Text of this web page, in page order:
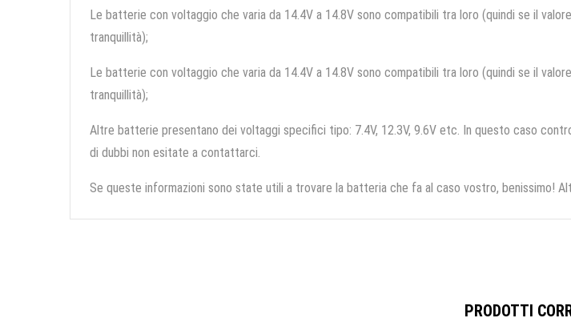
Le batterie con voltaggio che varia da 14.4V a 14.8V sono compatibili tra loro (quindi se il
tranquillità);
Le batterie con voltaggio che varia da 14.4V a 14.8V sono compatibili tra loro (quindi se il
tranquillità);
Altre batterie presentano dei voltaggi specifici tipo: 7.4V, 12.3V, 9.6V etc. In questo caso
di dubbi non esitate a contattarci.
Se queste informazioni sono state utili a trovare la batteria che fa al caso vostro, benissimo!
PRODOTTI